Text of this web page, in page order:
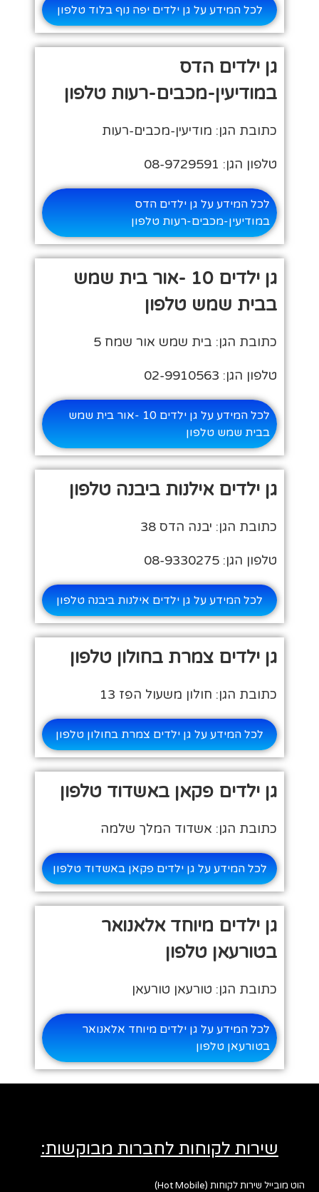
לכל המידע על גן ילדים יפה נוף בלוד טלפון
גן ילדים הדס
במודיעין-מכבים-רעות טלפון
כתובת הגן: מודיעין-מכבים-רעות
טלפון הגן: 08-9729591
לכל המידע על גן ילדים הדס
במודיעין-מכבים-רעות טלפון
גן ילדים 10 -אור בית שמש
בבית שמש טלפון
כתובת הגן: בית שמש אור שמח 5
טלפון הגן: 02-9910563
לכל המידע על גן ילדים 10 -אור בית שמש
בבית שמש טלפון
גן ילדים אילנות ביבנה טלפון
כתובת הגן: יבנה הדס 38
טלפון הגן: 08-9330275
לכל המידע על גן ילדים אילנות ביבנה טלפון
גן ילדים צמרת בחולון טלפון
כתובת הגן: חולון משעול הפז 13
לכל המידע על גן ילדים צמרת בחולון טלפון
גן ילדים פקאן באשדוד טלפון
כתובת הגן: אשדוד המלך שלמה
לכל המידע על גן ילדים פקאן באשדוד טלפון
גן ילדים מיוחד אלאנואר
בטורעאן טלפון
כתובת הגן: טורעאן טורעאן
לכל המידע על גן ילדים מיוחד אלאנואר
בטורעאן טלפון
שירות לקוחות לחברות מבוקשות:
הוט מובייל שירות לקוחות (Hot Mobile)